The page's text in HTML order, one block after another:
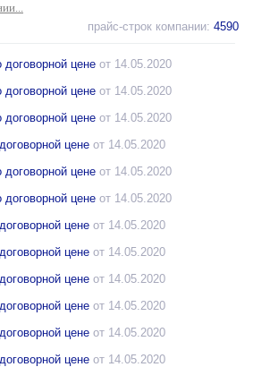
прайс-строк компании: 4590
договорной цене от 14.05.2020
договорной цене от 14.05.2020
договорной цене от 14.05.2020
цене от 14.05.2020
договорной цене от 14.05.2020
договорной цене от 14.05.2020
цене от 14.05.2020
цене от 14.05.2020
цене от 14.05.2020
цене от 14.05.2020
цене от 14.05.2020
цене от 14.05.2020